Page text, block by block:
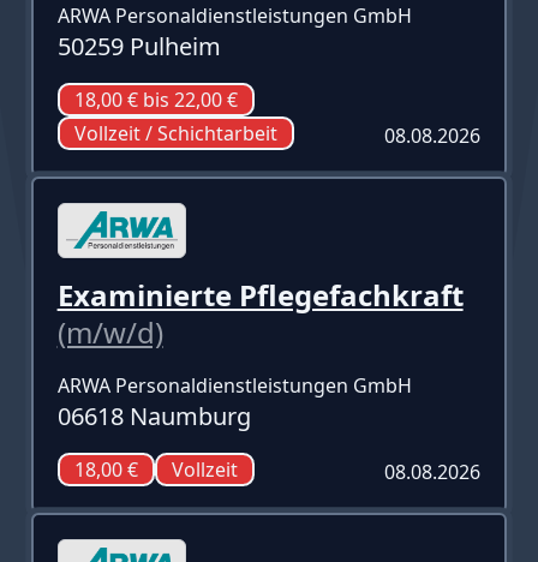
ARWA Personaldienstleistungen GmbH
50259 Pulheim
18,00 € bis 22,00 €
Vollzeit / Schichtarbeit
08.08.2026
Examinierte Pflegefachkraft
(m/w/d)
ARWA Personaldienstleistungen GmbH
06618 Naumburg
18,00 € Vollzeit 08.08.2026